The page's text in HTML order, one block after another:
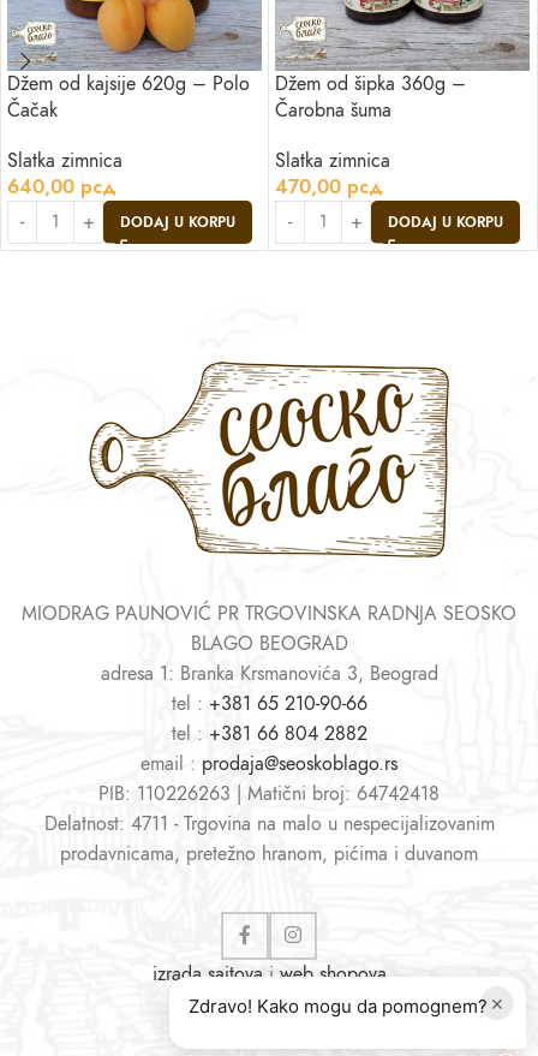
Džem od kajsije 620g – Polo
Čačak
Slatka zimnica
640,00 рсд
DODAJ U KORPU
Džem od šipka 360g –
Čarobna šuma
Slatka zimnica
470,00 рсд
DODAJ U KORPU
MIODRAG PAUNOVIĆ PR TRGOVINSKA RADNJA SEOSKO
BLAGO BEOGRAD
adresa 1: Branka Krsmanovića 3, Beograd
tel : +381 65 210-90-66
tel : +381 66 804 2882
email : prodaja@seoskoblago.rs
PIB: 110226263 | Matični broj: 64742418
Delatnost: 4711 - Trgovina na malo u nespecijalizovanim
prodavnicama, pretežno hranom, pićima i duvanom
izrada sajtovai web shopova
×
Zdravo! Kako mogu da pomognem?